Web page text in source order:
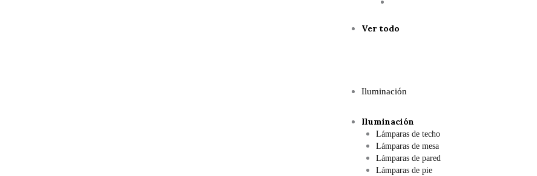
Ver todo
Iluminación
Iluminación
Lámparas de techo
Lámparas de mesa
Lámparas de pared
Lámparas de pie